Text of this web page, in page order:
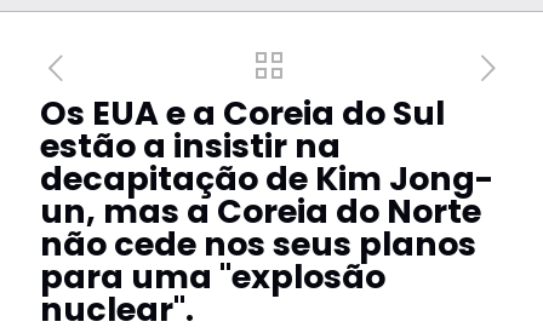
Os EUA e a Coreia do Sul
estão a insistir na
decapitação de Kim Jong-
un, mas a Coreia do Norte
não cede nos seus planos
para uma "explosão
nuclear".